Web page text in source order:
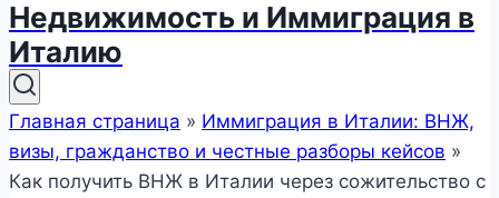
Недвижимость и Иммиграция в
Италию
Главная страница » Иммиграция в Италии: ВНЖ,
визы, гражданство и честные разборы кейсов »
Как получить ВНЖ в Италии через сожительство с